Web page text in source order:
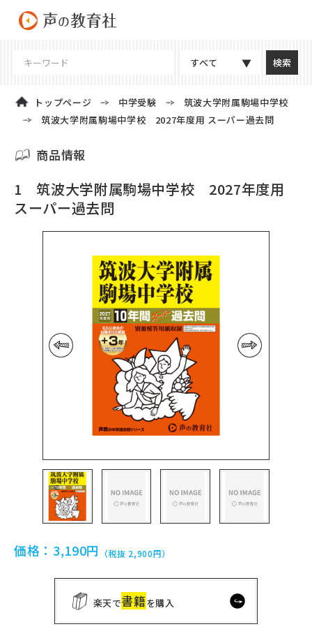
すべて
トップページ 中学受験
筑波大学附属駒場中学校
筑波大学附属駒場中学校 2027年度用 スーパー過去問
商品情報
1 筑波大学附属駒場中学校 2027年度用
スーパー過去問
前の画像 次の画像
価格： 3,190円 （税抜 2,900円）
楽天で書籍を購入